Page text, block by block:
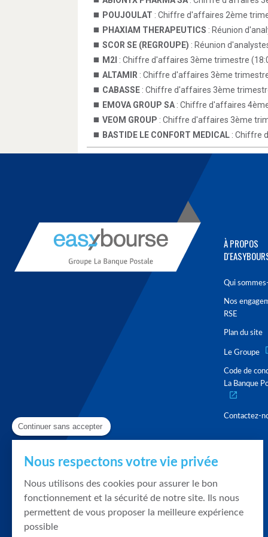
POUJOULAT : Chiffre d'affaires 2ème
PHAXIAM THERAPEUTICS : Réunion
SCOR SE (REGROUPE) : Réunion
M2I : Chiffre d'affaires 3ème trimestre
ALTAMIR : Chiffre d'affaires 3ème
CABASSE : Chiffre d'affaires 3ème
EMOVA GROUP SA : Chiffre d'affaires
VEOM GROUP : Chiffre d'affaires 3ème
BASTIDE LE CONFORT MEDICAL : Chiffre
À PROPOS
Qui
Nos
RSE
Plan du site
Le Groupe
Code de
La Banque
Contactez-
Continuer sans accepter
Nous respectons votre vie privée
Nous utilisons des cookies pour assurer le bon
fonctionnement et la sécurité de notre site. Ils nous
permettent de vous proposer la meilleure expérience
possible